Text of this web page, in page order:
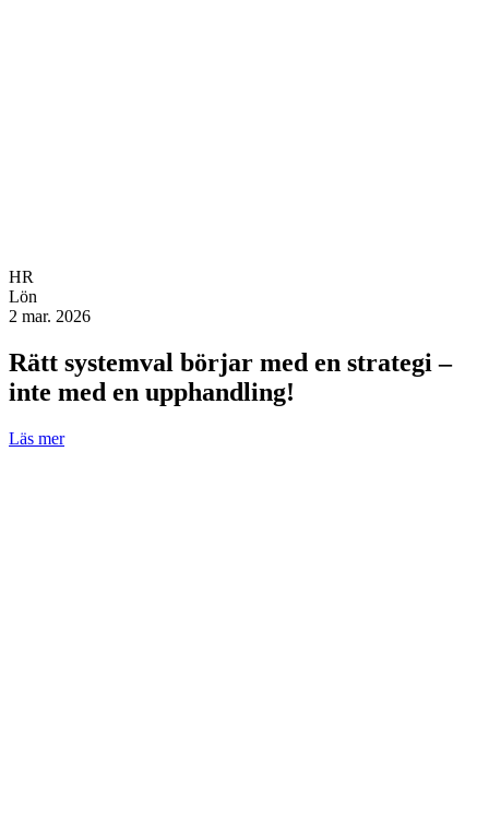
HR
Lön
2 mar. 2026
Rätt systemval börjar med en strategi –
inte med en upphandling!
Läs mer